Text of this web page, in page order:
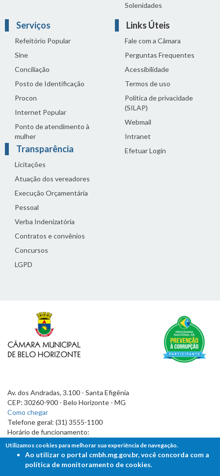
Solenidades
Serviços
Refeitório Popular
Sine
Conciliação
Posto de Identificação
Procon
Internet Popular
Ponto de atendimento à
mulher
Transparência
Licitações
Atuação dos vereadores
Execução Orçamentária
Pessoal
Verba Indenizatória
Contratos e convênios
Concursos
LGPD
Links Úteis
Fale com a Câmara
Perguntas Frequentes
Acessibilidade
Termos de uso
Política de privacidade
(SILAP)
Webmail
Intranet
Efetuar Login
Av. dos Andradas, 3.100 - Santa Efigênia
CEP: 30260-900 - Belo Horizonte - MG
Como chegar
Telefone geral: (31) 3555-1100
Horário de funcionamento:
7h às 19h
Utilizamos cookies para melhorar sua experiência de navegação.
Ao utilizar o portal cmbh.mg.gov.br, você concorda com a
política de monitoramento de cookies.